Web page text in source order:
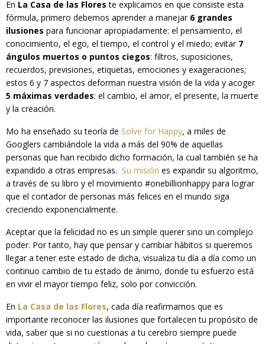
En La Casa de las Flores te explicamos en que consiste esta
fórmula, primero debemos aprender a manejar 6 grandes
ilusiones para funcionar apropiadamente: el pensamiento, el
conocimiento, el ego, el tiempo, el control y el miedo; evitar 7
ángulos muertos o puntos ciegos: filtros, suposiciones,
recuerdos, previsiones, etiquetas, emociones y exageraciones;
estos 6 y 7 aspectos deforman nuestra visión de la vida y acoger
5 máximas verdades: el cambio, el amor, el presente, la muerte
y la creación.
Mo ha enseñado su teoría de Solve for Happy, a miles de
Googlers cambiándole la vida a más del 90% de aquellas
personas que han recibido dicho formación, la cual también se ha
expandido a otras empresas. Su misión es expandir su algoritmo,
a través de su libro y el movimiento #onebillionhappy para lograr
que el contador de personas más felices en el mundo siga
creciendo exponencialmente.
Aceptar que la felicidad no es un simple querer sino un complejo
poder. Por tanto, hay que pensar y cambiar hábitos si queremos
llegar a tener este estado de dicha, visualiza tu día a día como un
continuo cambio de tu estado de ánimo, donde tu esfuerzo está
en vivir el mayor tiempo feliz, solo por convicción.
En La Casa de las Flores, cada día reafirmamos que es
importante reconocer las ilusiones que fortalecen tu propósito de
vida, saber que si no cuestionas a tu cerebro siempre puede